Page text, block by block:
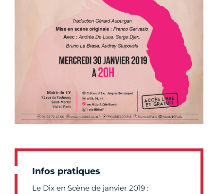
Infos pratiques
Le Dix en Scène de janvier 2019 :